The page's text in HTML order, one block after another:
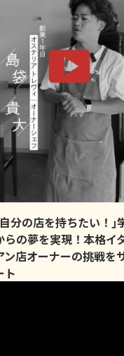
分の店を持ちたい！｣
らの夢を実現！本格イ
ン店オーナーの挑戦を
ト